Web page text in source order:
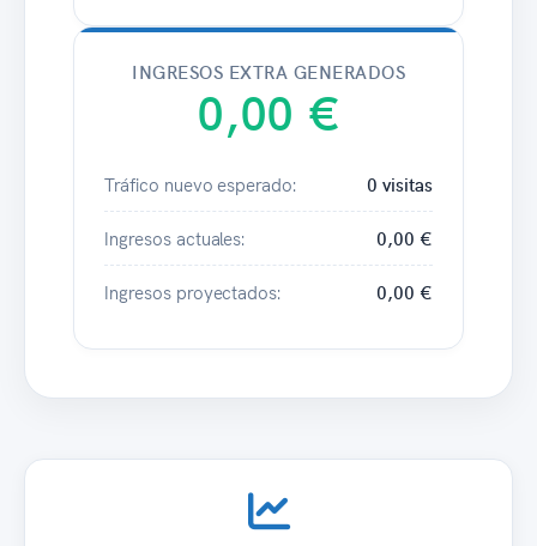
INGRESOS EXTRA GENERADOS
0,00 €
Tráfico nuevo esperado: 0 visitas
Ingresos actuales: 0,00 €
Ingresos proyectados: 0,00 €